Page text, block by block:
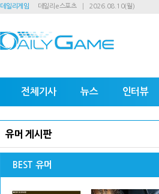
데일리게임 데일리e스포츠 2026.08.10(월)
전체기사 뉴스 인터뷰
유머 게시판
BEST 유머